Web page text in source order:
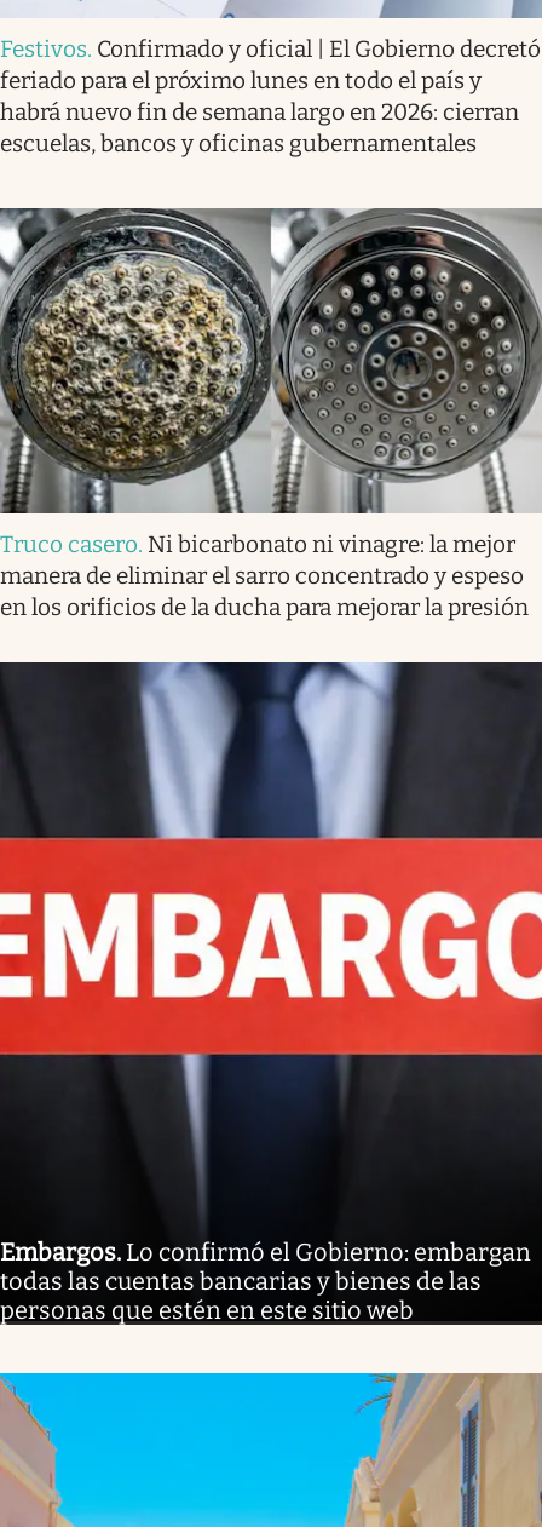
Festivos. Confirmado y oficial | El Gobierno decretó
feriado para el próximo lunes en todo el país y
habrá nuevo fin de semana largo en 2026: cierran
escuelas, bancos y oficinas gubernamentales
Truco casero. Ni bicarbonato ni vinagre: la mejor
manera de eliminar el sarro concentrado y espeso
en los orificios de la ducha para mejorar la presión
Embargos. Lo confirmó el Gobierno: embargan
todas las cuentas bancarias y bienes de las
personas que estén en este sitio web